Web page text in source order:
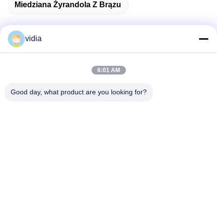
Miedziana Żyrandola Z Brązu
Adres
vidia
6:01 AM
Good day, what product are you looking for?